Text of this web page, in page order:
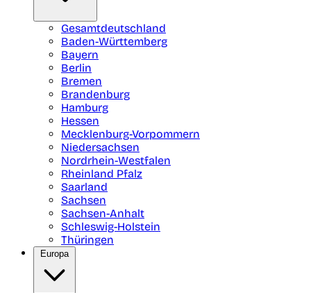
Gesamtdeutschland
Baden-Württemberg
Bayern
Berlin
Bremen
Brandenburg
Hamburg
Hessen
Mecklenburg-Vorpommern
Niedersachsen
Nordrhein-Westfalen
Rheinland Pfalz
Saarland
Sachsen
Sachsen-Anhalt
Schleswig-Holstein
Thüringen
Europa